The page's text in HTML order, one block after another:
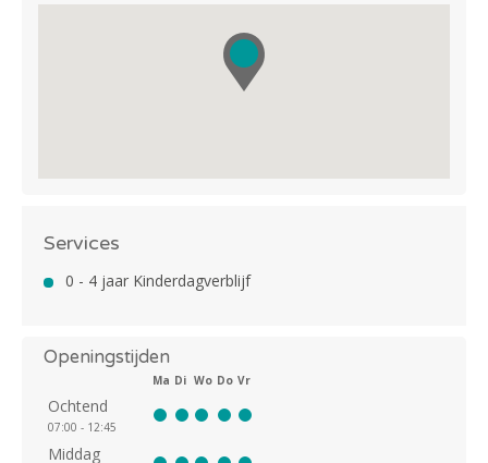
Services
0 - 4 jaar Kinderdagverblijf
Openingstijden
Ma Di Wo Do Vr
Ochtend
07:00 - 12:45
Middag